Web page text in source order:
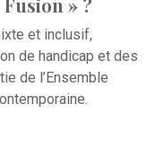
» ?
et inclusif,
de handicap et des
de l’Ensemble